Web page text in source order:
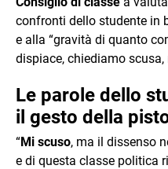
confronti dello studente in
e alla “gravità di quanto
dispiace, chiediamo scusa,
Le parole dello
il gesto della
“Mi scuso, ma il dissenso
e di questa classe politica